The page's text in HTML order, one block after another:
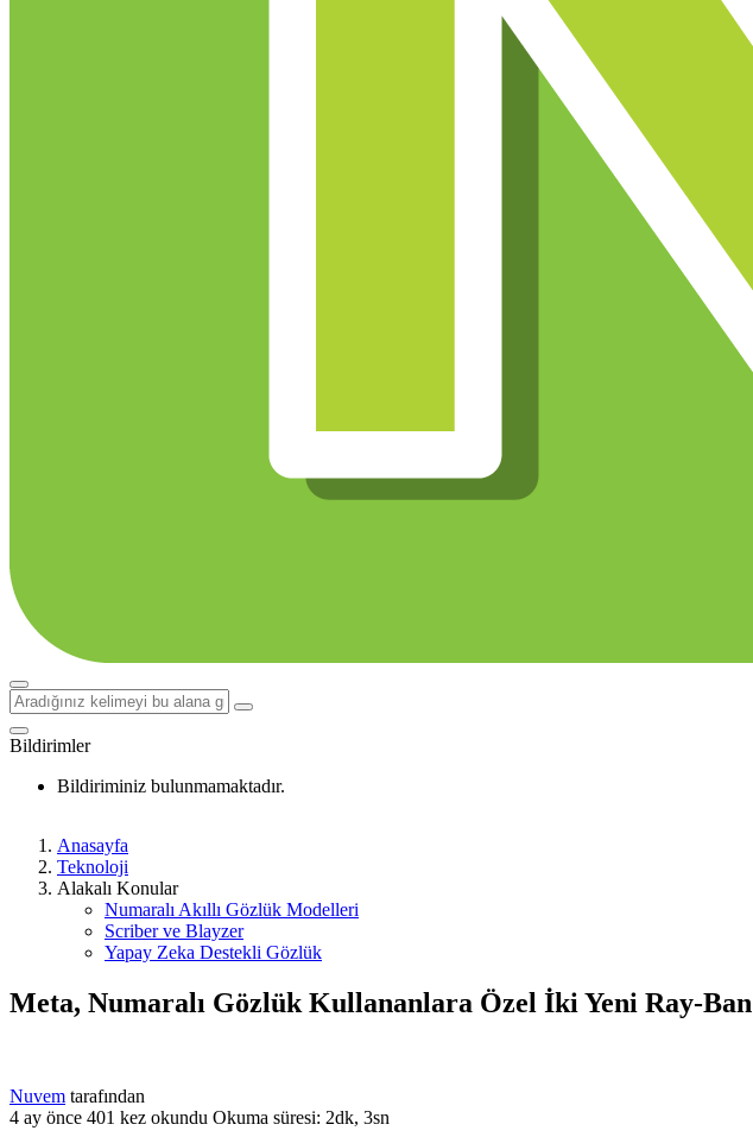
Bildirimler
Bildiriminiz bulunmamaktadır.
Anasayfa
Teknoloji
Alakalı Konular
Numaralı Akıllı Gözlük Modelleri
Scriber ve Blayzer
Yapay Zeka Destekli Gözlük
Meta, Numaralı Gözlük Kullananlara Özel İki Yeni Ray-Ban
Nuvem tarafından
4 ay önce 401 kez okundu Okuma süresi: 2dk, 3sn